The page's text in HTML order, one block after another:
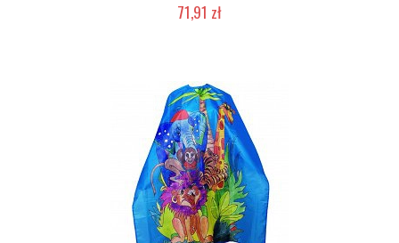
71,91 zł